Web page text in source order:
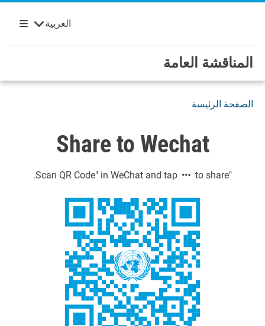
Skip to main content / navigation
مرحباً بكم في الأمم المتحدة English
Français
Español
العربية
المناقشة العامة
الصفحة الرئيسة
Share to Wechat
"Scan QR Code" in WeChat and tap
to share.